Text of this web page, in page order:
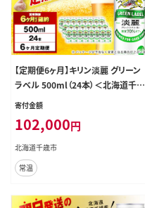
【定期便6ヶ月】キリン淡麗 グリーン
ラベル 500ml（24本）＜北海道千歳
工場産＞
寄付金額
102,000円
北海道千歳市
常温